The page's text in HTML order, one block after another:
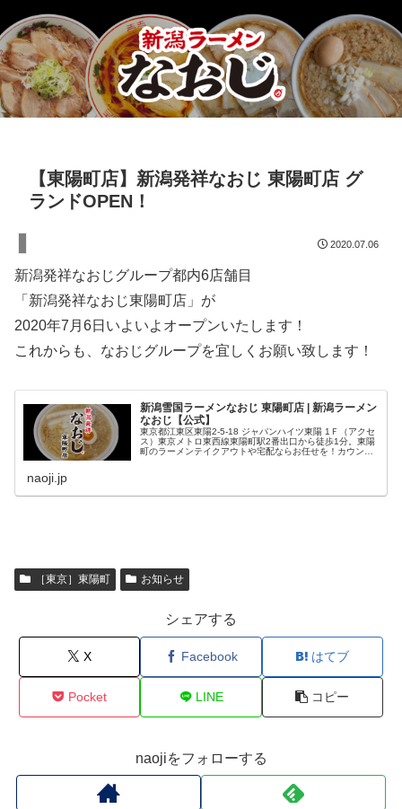
【東陽町店】新潟発祥なおじ 東陽町店 グ
ランドOPEN！
2020.07.06
新潟発祥なおじグループ都内6店舗目
「新潟発祥なおじ東陽町店」が
2020年7月6日いよいよオープンいたします！
これからも、なおじグループを宜しくお願い致します！
新潟雪国ラーメンなおじ 東陽町店 | 新潟ラーメン
なおじ【公式】
東京都江東区東陽2-5-18 ジャパンハイツ東陽 1Ｆ（アクセ
ス）東京メトロ東西線東陽町駅2番出口から徒歩1分。東陽
町のラーメンテイクアウトや宅配ならお任せを！カウンタ
naoji.jp
［東京］東陽町 お知らせ
シェアする
X Facebook はてブ
Pocket LINE コピー
naojiをフォローする